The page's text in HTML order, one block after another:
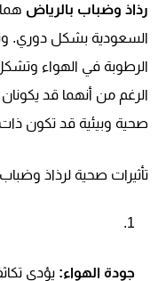
رذاذ وضباب بالرياض
السعودية بشكل دوري.
الرطوبة في الهواء
الرغم من أنهما قد
صحية وبيئية قد تكون
تأثيرات صحية لرذاذ
جودة الهواء: يؤدي